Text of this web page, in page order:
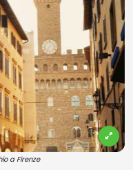
a Firenze